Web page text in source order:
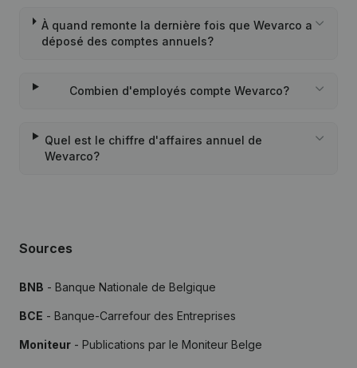
À quand remonte la dernière fois que Wevarco a
déposé des comptes annuels?
Combien d'employés compte Wevarco?
Quel est le chiffre d'affaires annuel de
Wevarco?
Sources
BNB - Banque Nationale de Belgique
BCE - Banque-Carrefour des Entreprises
Moniteur - Publications par le Moniteur Belge